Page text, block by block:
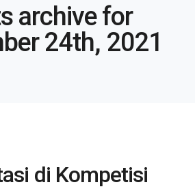
archive for
24th, 2021
di Kompetisi